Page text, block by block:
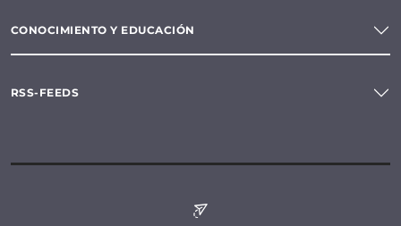
CONOCIMIENTO Y EDUCACIÓN
RSS-FEEDS